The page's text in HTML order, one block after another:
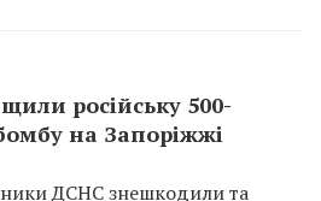
російську 500-
на Запоріжжі
ДСНС знешкодили та